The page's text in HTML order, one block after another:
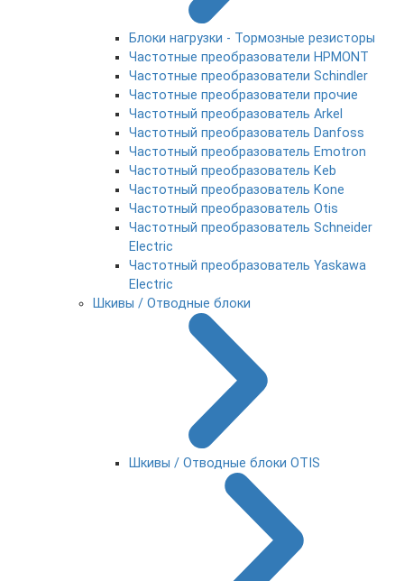
Блоки нагрузки - Тормозные резисторы
Частотные преобразователи HPMONT
Частотные преобразователи Schindler
Частотные преобразователи прочие
Частотный преобразователь Arkel
Частотный преобразователь Danfoss
Частотный преобразователь Emotron
Частотный преобразователь Keb
Частотный преобразователь Kone
Частотный преобразователь Otis
Частотный преобразователь Schneider
Electric
Частотный преобразователь Yaskawa
Electric
Шкивы / Отводные блоки
Шкивы / Отводные блоки OTIS